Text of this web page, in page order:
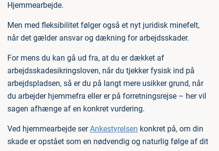
Hjemmearbejde.
Men med fleksibilitet følger også et nyt juridisk minefelt,
når det gælder ansvar og dækning for arbejdsskader.
For mens du kan gå ud fra, at du er dækket af
arbejdsskadesikringsloven, når du tjekker fysisk ind på
arbejdspladsen, så er du på langt mere usikker grund, når
du arbejder hjemmefra eller er på forretningsrejse – her vil
sagen afhænge af en konkret vurdering.
Ved hjemmearbejde serAnkestyrelsen konkret på, om din
skade er opstået som en nødvendig og naturlig følge af dit